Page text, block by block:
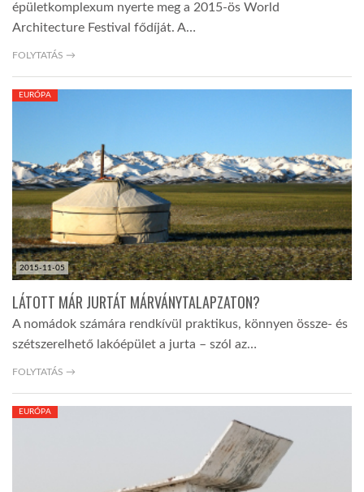
épületkomplexum nyerte meg a 2015-ös World
Architecture Festival fődíját. A…
FOLYTATÁS →
2015-11-05
EURÓPA
LÁTOTT MÁR JURTÁT MÁRVÁNYTALAPZATON?
A nomádok számára rendkívül praktikus, könnyen össze- és
szétszerelhető lakóépület a jurta – szól az…
FOLYTATÁS →
EURÓPA